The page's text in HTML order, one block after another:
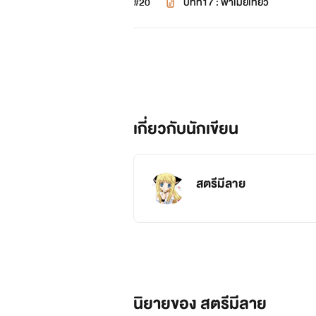
เกี่ยวกับนักเขียน
สตรีมีลาย
นิยายของ สตรีมีลาย